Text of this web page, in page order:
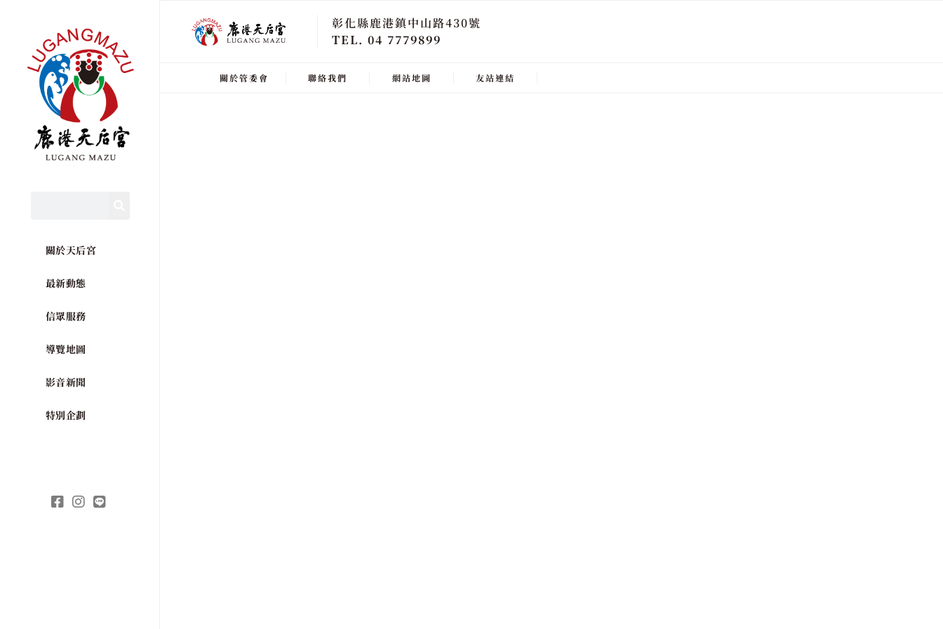
關於天后宮
最新動態
信眾服務
導覽地圖
影音新聞
特別企劃
彰化縣鹿港鎮中山路430號
TEL. 04 7779899
關於管委會 聯絡我們 網站地圖 友站連結